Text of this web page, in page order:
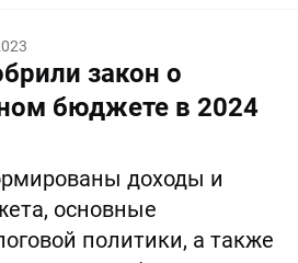
закон о
бюджете в 2024
доходы и
основные
политики, а также